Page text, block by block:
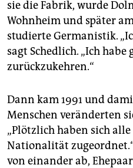
sie die Fabrik, wurde
Wohnheim und später
studierte Germanistik.
sagt Schedlich. „Ich
zurückzukehren.“
Dann kam 1991 und
Menschen veränderten
„Plötzlich haben sich
Nationalität
von einander ab,